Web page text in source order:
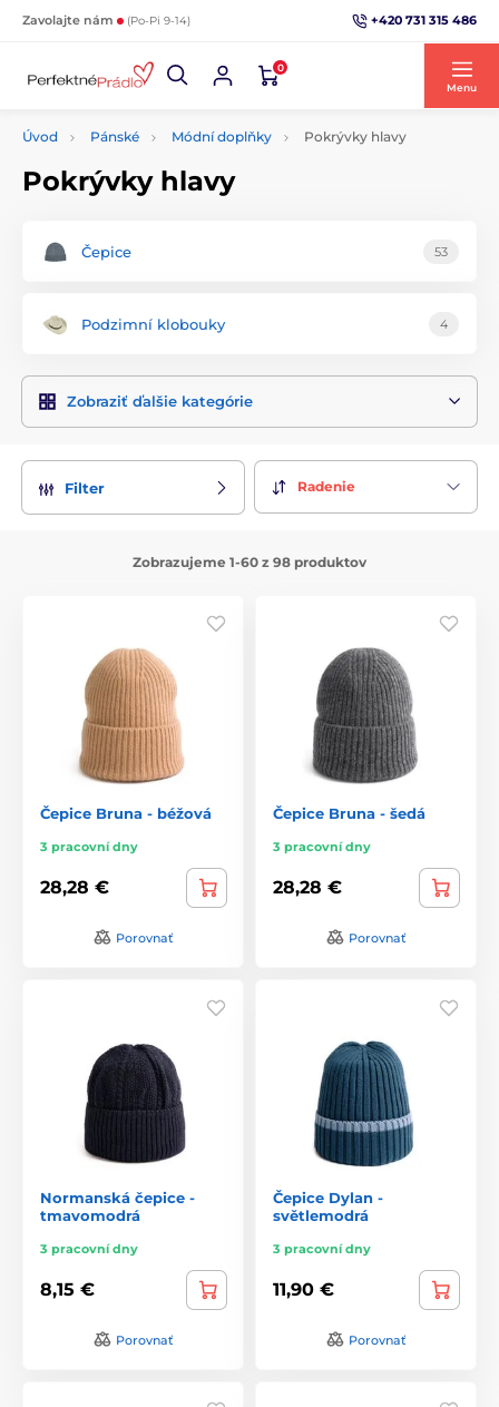
Zavolajte nám (Po-Pi 9-14) +420 731 315 486
0
Menu
Úvod Pánské Módní doplňky Pokrývky hlavy
Pokrývky hlavy
Čepice 53
Podzimní klobouky 4
Zobraziť ďalšie kategórie
Filter Radenie
Zobrazujeme 1-60 z 98 produktov
Čepice Bruna - béžová
3 pracovní dny
28,28 €
Porovnať
Čepice Bruna - šedá
3 pracovní dny
28,28 €
Porovnať
Normanská čepice -
tmavomodrá
3 pracovní dny
8,15 €
Porovnať
Čepice Dylan -
světlemodrá
3 pracovní dny
11,90 €
Porovnať